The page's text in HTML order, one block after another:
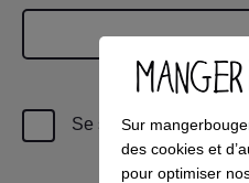
Se souvenir de moi
Sur
des cookies et
pour optimiser